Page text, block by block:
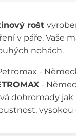
rošt
v páře. Vaše
nohách.
-
-
dohromady